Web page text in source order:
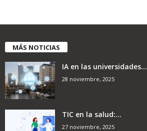
MÁS NOTICIAS
IA en las universidades...
28 noviembre, 2025
TIC en la salud:...
27 noviembre, 2025